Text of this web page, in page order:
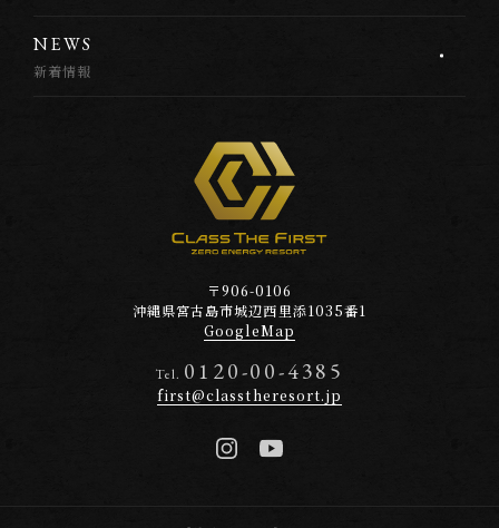
〒906-0106
沖縄県宮古島市城辺西里添1035番1
GoogleMap
Tel. 0120-00-4385
first@classtheresort.jp
NEWS
新着情報